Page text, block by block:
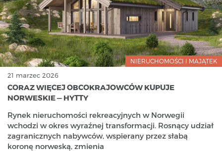
NIERUCHOMOŚCI I MAJĄTEK
21 marzec 2026
CORAZ WIĘCEJ OBCOKRAJOWCÓW KUPUJE
NORWESKIE — HYTTY
Rynek nieruchomości rekreacyjnych w Norwegii
wchodzi w okres wyraźnej transformacji. Rosnący udział
zagranicznych nabywców, wspierany przez słabą
koronę norweską, zmienia